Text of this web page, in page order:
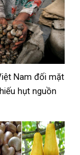
Nam đối mặt
hụt nguồn